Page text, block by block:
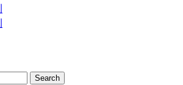
Search